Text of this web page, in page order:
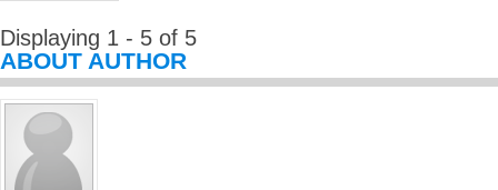
Displaying 1 - 5 of 5
ABOUT AUTHOR